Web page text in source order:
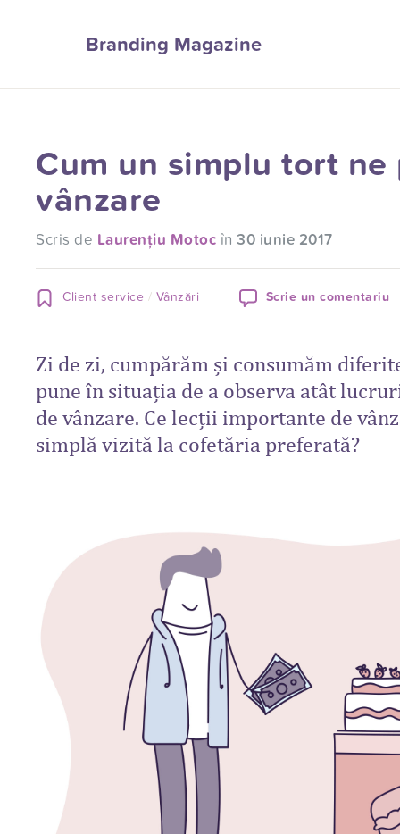
Branding Magazine
Cum un simplu tort
vânzare
Scris de Laurențiu Motoc în 30 iunie 2017
Client service Vânzări Scrie un comentariu
Zi de zi, cumpărăm și consumăm
pune în situația de a observa atât
de vânzare. Ce lecții importante de
simplă vizită la cofetăria preferată?